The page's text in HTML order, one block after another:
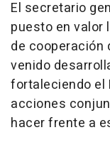
El secretario
puesto en valor
de cooperación
venido
fortaleciendo el
acciones
hacer frente a